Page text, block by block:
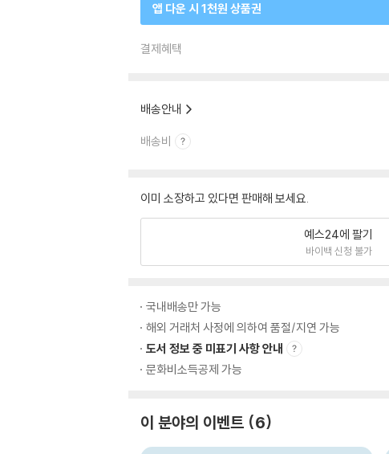
앱 다운 시 1천원 상품권
결제혜택
배송안내
배송비
이미 소장하고 있다면 판매해 보세요.
예스24에 팔기
바이백 신청 불가
국내배송만 가능
해외 거래처 사정에 의하여 품절/지연 가능
도서 정보 중 미표기 사항 안내
문화비소득공제 가능
이 분야의 이벤트 6